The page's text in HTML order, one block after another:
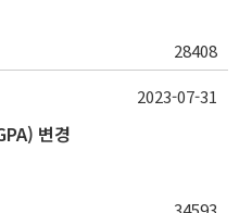
28408
변경
2023-07-31